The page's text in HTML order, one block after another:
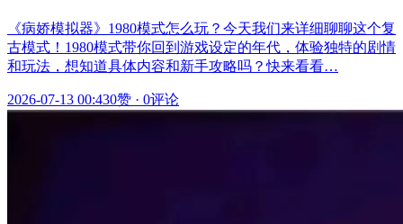
《病娇模拟器》1980模式怎么玩？今天我们来详细聊聊这个复
古模式！1980模式带你回到游戏设定的年代，体验独特的剧情
和玩法，想知道具体内容和新手攻略吗？快来看看…
2026-07-13 00:430赞 · 0评论